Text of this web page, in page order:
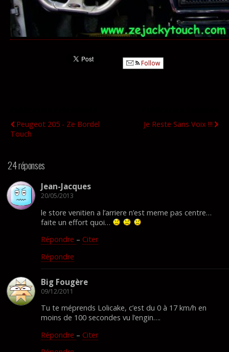
Follow
Peugeot 205 - Ze Bordel
Touch
Je Reste Sans Voix !!!
24 réponses
Jean-Jacques
20/05/2013
le store venitien a l’arriere n’est meme pas centre…
faite un effort quoi…
Répondre – Citer
Répondre
Big Fougère
09/12/2011
Tu te méprends Lolicake, c’est du 0 à 17 km/h en
moins de 100 secondes vu l’engin….
Répondre – Citer